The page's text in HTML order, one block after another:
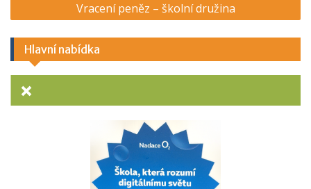
Vracení peněz – školní družina
Hlavní nabídka